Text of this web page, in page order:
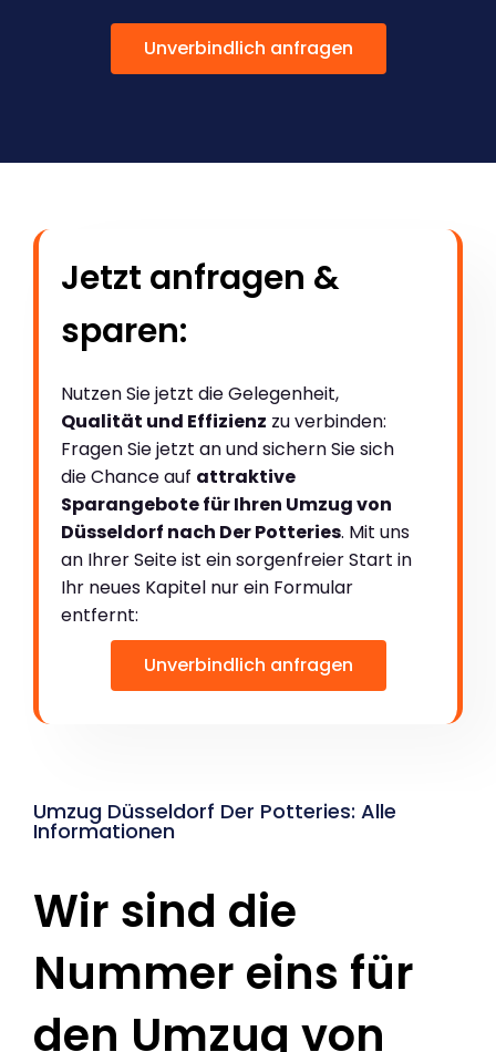
Unverbindlich anfragen
Jetzt anfragen &
sparen:
Nutzen Sie jetzt die Gelegenheit,
Qualität und Effizienz zu verbinden:
Fragen Sie jetzt an und sichern Sie sich
die Chance auf attraktive
Sparangebote für Ihren Umzug von
Düsseldorf nach Der Potteries. Mit uns
an Ihrer Seite ist ein sorgenfreier Start in
Ihr neues Kapitel nur ein Formular
entfernt:
Unverbindlich anfragen
Umzug Düsseldorf Der Potteries: Alle
Informationen
Wir sind die
Nummer eins für
den Umzug von